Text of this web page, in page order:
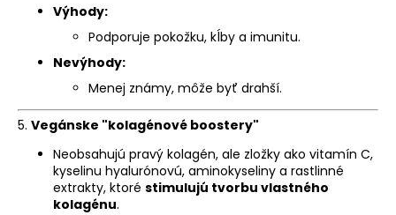
Výhody:
Podporuje pokožku, kĺby a imunitu.
Nevýhody:
Menej známy, môže byť drahší.
5. Vegánske "kolagénové boostery"
Neobsahujú pravý kolagén, ale zložky ako vitamín C,
kyselinu hyalurónovú, aminokyseliny a rastlinné
extrakty, ktoré stimulujú tvorbu vlastného
kolagénu.